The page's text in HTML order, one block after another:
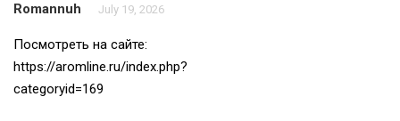
Romannuh July 19, 2026
Посмотреть на сайте:
https://aromline.ru/index.php?
categoryid=169